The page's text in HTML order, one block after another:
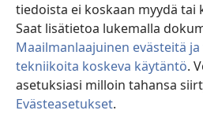
tiedoista ei koskaan myydä
Saat lisätietoa lukemalla
Maailmanlaajuinen evästeitä
tekniikoita koskeva käytäntö.
asetuksiasi milloin tahansa
Evästeasetukset.
Watchtower Library
Copyright© 2026 Watch Tower Bible and